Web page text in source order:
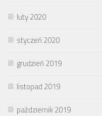
luty 2020
styczeń 2020
grudzień 2019
listopad 2019
październik 2019